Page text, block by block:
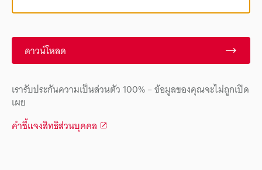
ดาวน์โหลด
เรารับประกันความเป็นส่วนตัว 100% – ข้อมูลของคุณจะไม่ถูกเปิด
เผย
คำชี้แจงสิทธิส่วนบุคคล